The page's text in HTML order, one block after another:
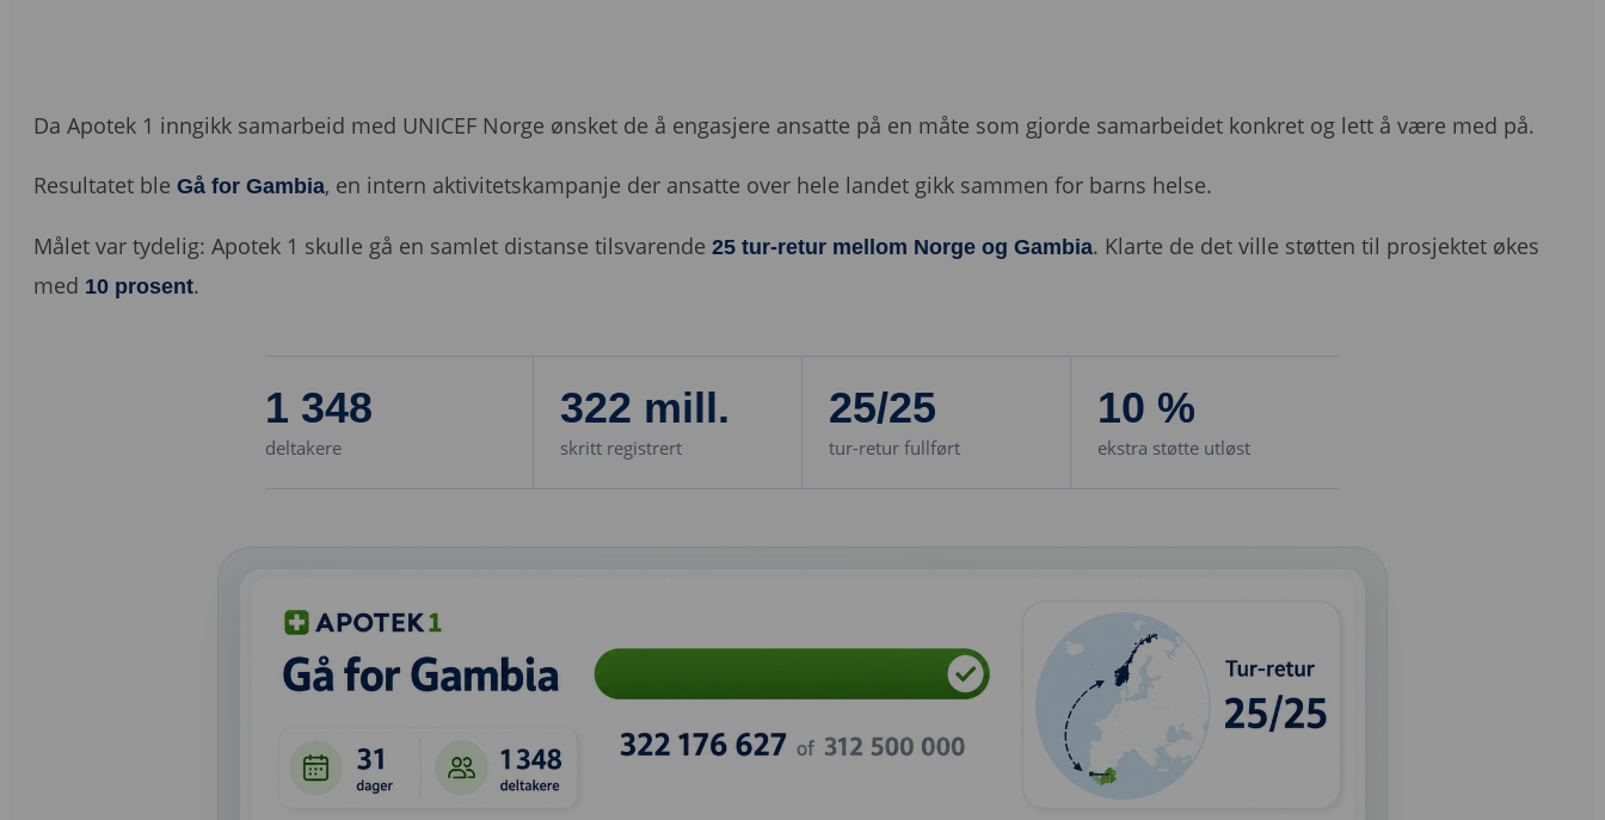
Da Apotek 1 inngikk samarbeid med UNICEF Norge ønsket de å engasjere ansatte på en måte som gjorde samarbeidet konkret og lett å være med på.
Resultatet ble Gå for Gambia, en intern aktivitetskampanje der ansatte over hele landet gikk sammen for barns helse.
Målet var tydelig: Apotek 1 skulle gå en samlet distanse tilsvarende 25 tur-retur mellom Norge og Gambia. Klarte de det ville støtten til prosjektet økes
med 10 prosent.
1 348
deltakere
322 mill.
skritt registrert
25/25
tur-retur fullført
10 %
ekstra støtte utløst